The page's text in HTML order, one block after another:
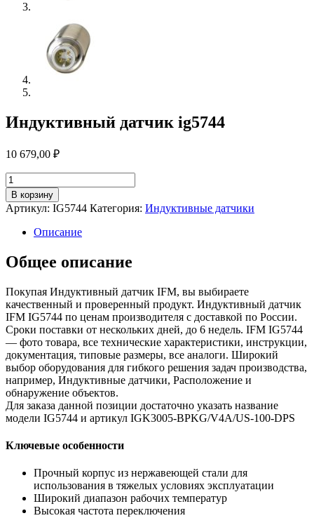
Индуктивный датчик ig5744
10 679,00 ₽
Количество
товара
Индуктивный
датчик
ig5744
В корзину
Артикул: IG5744 Категория: Индуктивные датчики
Описание
Общее описание
Покупая Индуктивный датчик IFM, вы выбираете
качественный и проверенный продукт. Индуктивный датчик
IFM IG5744 по ценам производителя с доставкой по России.
Сроки поставки от нескольких дней, до 6 недель. IFM IG5744
— фото товара, все технические характеристики, инструкции,
документация, типовые размеры, все аналоги. Широкий
выбор оборудования для гибкого решения задач производства,
например, Индуктивные датчики, Расположение и
обнаружение объектов.
Для заказа данной позиции достаточно указать название
модели IG5744 и артикул IGK3005-BPKG/V4A/US-100-DPS
Ключевые особенности
Прочный корпус из нержавеющей стали для
использования в тяжелых условиях эксплуатации
Широкий диапазон рабочих температур
Высокая частота переключения